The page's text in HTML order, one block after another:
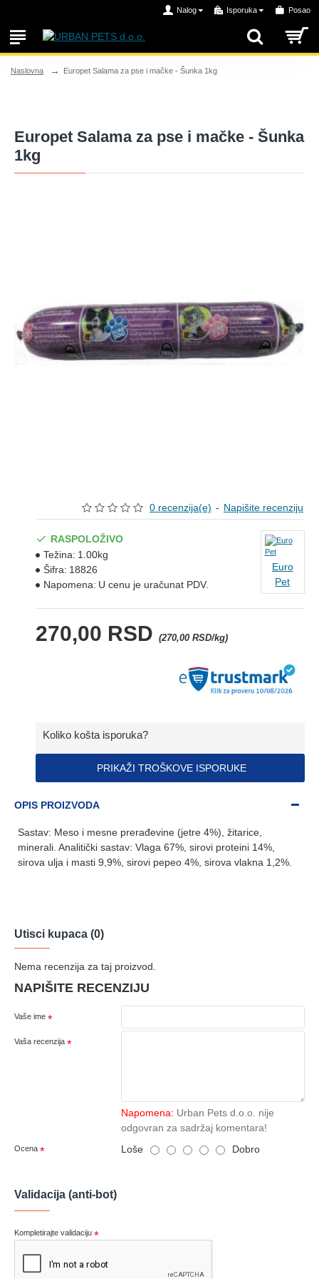
Nalog Isporuka Posao
Naslovna Europet Salama za pse i mačke - Šunka 1kg
Europet Salama za pse i mačke - Šunka
1kg
0 recenzija(e) - Napišite recenziju
270,00 RSD (270,00 RSD/kg)
RASPOLOŽIVO
Težina: 1.00kg
Šifra: 18826
Napomena: U cenu je uračunat PDV.
Euro
Pet
Koliko košta isporuka?
PRIKAŽI TROŠKOVE ISPORUKE
OPIS PROIZVODA
Sastav: Meso i mesne prerađevine (jetre 4%), žitarice,
minerali. Analitički sastav: Vlaga 67%, sirovi proteini 14%,
sirova ulja i masti 9,9%, sirovi pepeo 4%, sirova vlakna 1,2%.
Utisci kupaca (0)
Nema recenzija za taj proizvod.
NAPIŠITE RECENZIJU
Vaše ime
Vaša recenzija
Napomena: Urban Pets d.o.o. nije
odgovran za sadržaj komentara!
Ocena Loše Dobro
Validacija (anti-bot)
Kompletirajte validaciju